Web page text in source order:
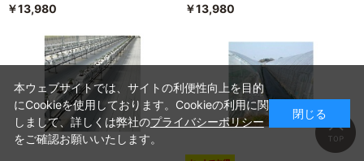
￥13,980 ￥13,980
本ウェブサイトでは、サイトの利便性向上を目的
にCookieを使用しております。Cookieの利用に関
しまして、詳しくは弊社のプライバシーポリシー
をご確認お願いいたします。
閉じる